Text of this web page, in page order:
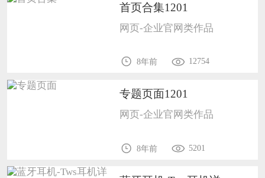
首页合集1201
网页-企业官网类作品
8年前 12754
专题页面1201
网页-企业官网类作品
8年前 5201